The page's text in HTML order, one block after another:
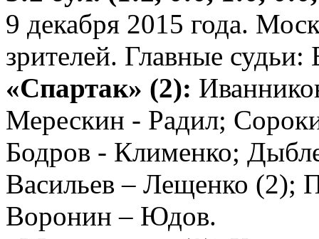
9 декабря 2015 года.
зрителей. Главные судьи:
«Спартак» (2):
Мерескин - Радил;
Бодров - Клименко;
Васильев – Лещенко (2);
Воронин – Юдов.